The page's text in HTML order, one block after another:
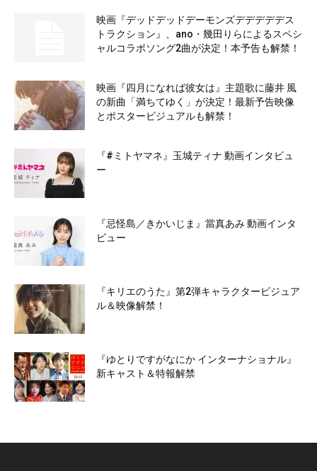
映画『デッドデッドデーモンズデデデデデス
トラクション』、ano・幾田りらによるスペシ
ャルコラボソング2曲が決定！本予告も解禁！
映画『四月になれば彼女は』主題歌に藤井 風
の新曲「満ちてゆく」が決定！最新予告映像
とポスタービジュアルも解禁！
『#ミトヤマネ』玉城ティナ 動画インタビュ
ー
『忌怪島／きかいじま』當真あみ 動画インタ
ビュー
『キリエのうた』第2弾キャラクタービジュア
ル＆映像解禁！
『ゆとりですがなにか インターナショナル』
新キャスト＆特報解禁